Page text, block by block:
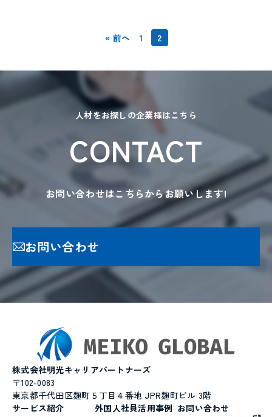
« 前へ 1 2
人材をお探しの企業様はこちら
CONTACT
お問い合わせはこちらからお願いします!
お問い合わせ
株式会社明光キャリアパートナーズ
〒102-0083
東京都千代田区麹町５丁目４番地 JPR麹町ビル 3階
サービス紹介
外国人社員活用事例 お問い合わせ